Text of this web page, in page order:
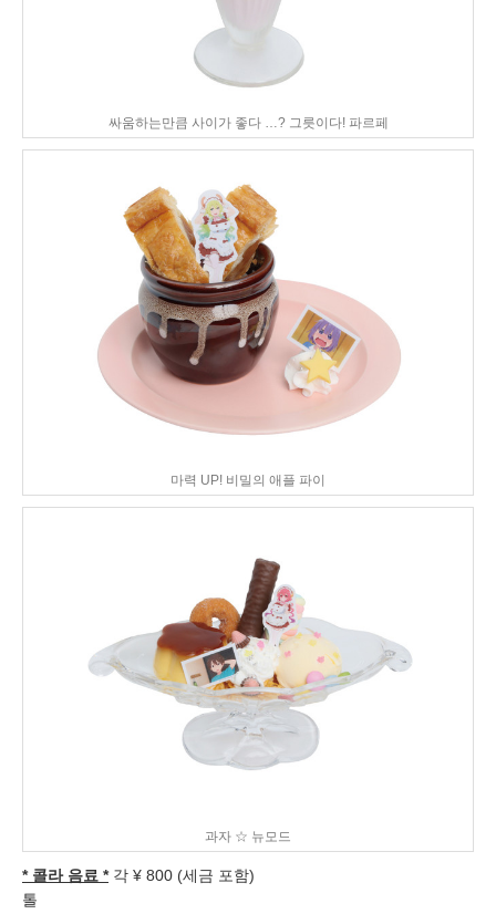
싸움하는만큼 사이가 좋다 …? 그릇이다! 파르페
마력 UP! 비밀의 애플 파이
과자 ☆ 뉴모드
* 콜라 음료 *각 ¥ 800 (세금 포함)
톨